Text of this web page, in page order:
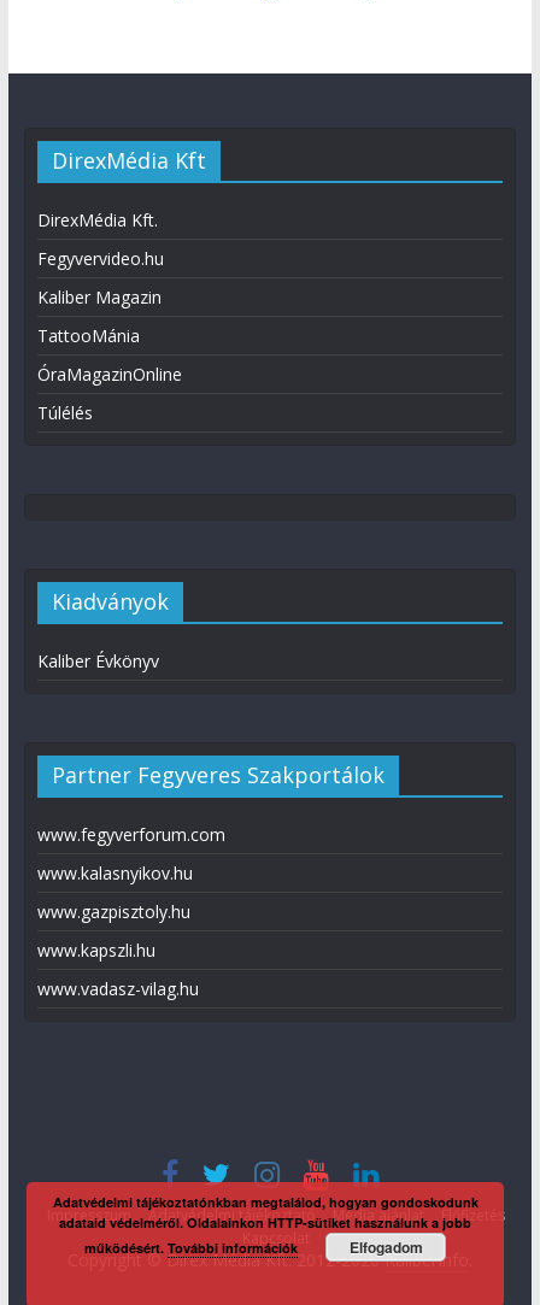
DirexMédia Kft
DirexMédia Kft.
Fegyvervideo.hu
Kaliber Magazin
TattooMánia
ÓraMagazinOnline
Túlélés
Kiadványok
Kaliber Évkönyv
Partner Fegyveres Szakportálok
www.fegyverforum.com
www.kalasnyikov.hu
www.gazpisztoly.hu
www.kapszli.hu
www.vadasz-vilag.hu
Impresszum Adatvédelmi tájékoztató Média ajánlat
Előfizetés
Copyright © Direx Média Kft. 2012-2026KaliberInfo
Adatvédelmi tájékoztatónkban megtalálod, hogyan gondoskodunk
adataid védelméről. Oldalainkon HTTP-sütiket használunk a jobb
működésért.További információk Elfogadom